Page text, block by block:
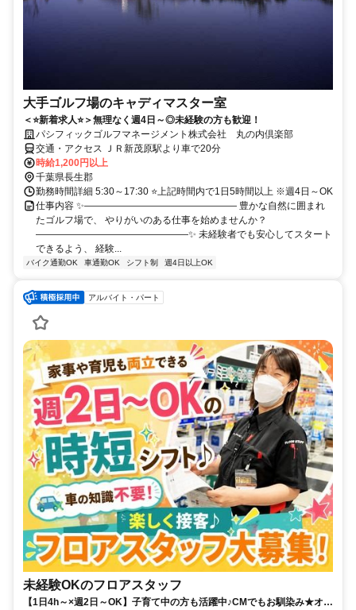
大手ゴルフ場のキャディマスター室
＜⭐新着求人⭐＞無理なく週4日～◎未経験の方も歓迎！
パシフィックゴルフマネージメント株式会社 丸の内倶楽部
交通・アクセス ＪＲ新茂原駅より車で20分
時給1,200円以上
千葉県長生郡
勤務時間詳細 5:30～17:30 ⭐上記時間内で1日5時間以上 ※週4日～OK
仕事内容 ✨―――――――――――――――― 豊かな自然に囲まれ
たゴルフ場で、 やりがいのある仕事を始めませんか？
――――――――――――――――✨ 未経験者でも安心してスタート
できるよう、 経験...
バイク通勤OK 車通勤OK シフト制 週4日以上OK
アルバイト・パート
未経験OKのフロアスタッフ
【1日4h～×週2日～OK】子育て中の方も活躍中♪CMでもお馴染み★オー